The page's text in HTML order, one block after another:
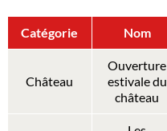
Catégorie Nom
Château
Ouverture
estivale du
château